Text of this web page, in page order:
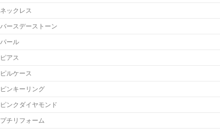
ネックレス
バースデーストーン
パール
ピアス
ピルケース
ピンキーリング
ピンクダイヤモンド
プチリフォーム